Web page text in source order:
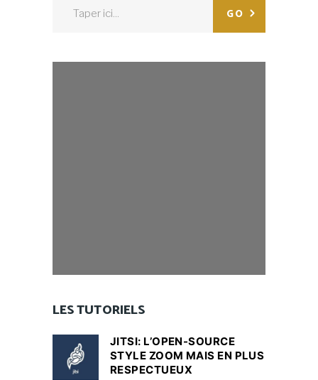
GO
LES TUTORIELS
JITSI: L’OPEN-SOURCE
STYLE ZOOM MAIS EN PLUS
RESPECTUEUX